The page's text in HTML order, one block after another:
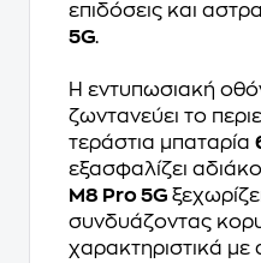
επιδόσεις και
5G.
Η εντυπωσιακή
ζωντανεύει το
τεράστια μπαταρία
εξασφαλίζει
M8 Pro 5G
συνδυάζοντας
χαρακτηριστικά με